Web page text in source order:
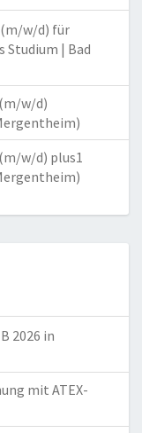
(m/w/d) für
Studium | Bad
w/d)
w/d) plus1
2026 in
mit ATEX-